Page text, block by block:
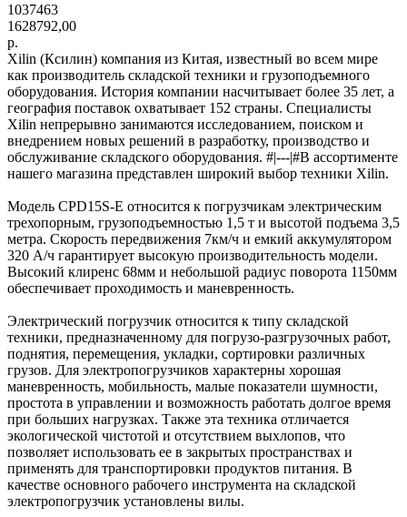
1037463
1628792,00
р.
Xilin (Ксилин) компания из Китая, известный во всем мире
как производитель складской техники и грузоподъемного
оборудования. История компании насчитывает более 35 лет, а
география поставок охватывает 152 страны. Специалисты
Xilin непрерывно занимаются исследованием, поиском и
внедрением новых решений в разработку, производство и
обслуживание складского оборудования. #|---|#В ассортименте
нашего магазина представлен широкий выбор техники Xilin.
Модель CPD15S-E относится к погрузчикам электрическим
трехопорным, грузоподъемностью 1,5 т и высотой подъема 3,5
метра. Скорость передвижения 7км/ч и емкий аккумулятором
320 А/ч гарантирует высокую производительность модели.
Высокий клиренс 68мм и небольшой радиус поворота 1150мм
обеспечивает проходимость и маневренность.
Электрический погрузчик относится к типу складской
техники, предназначенному для погрузо-разгрузочных работ,
поднятия, перемещения, укладки, сортировки различных
грузов. Для электропогрузчиков характерны хорошая
маневренность, мобильность, малые показатели шумности,
простота в управлении и возможность работать долгое время
при больших нагрузках. Также эта техника отличается
экологической чистотой и отсутствием выхлопов, что
позволяет использовать ее в закрытых пространствах и
применять для транспортировки продуктов питания. В
качестве основного рабочего инструмента на складской
электропогрузчик установлены вилы.